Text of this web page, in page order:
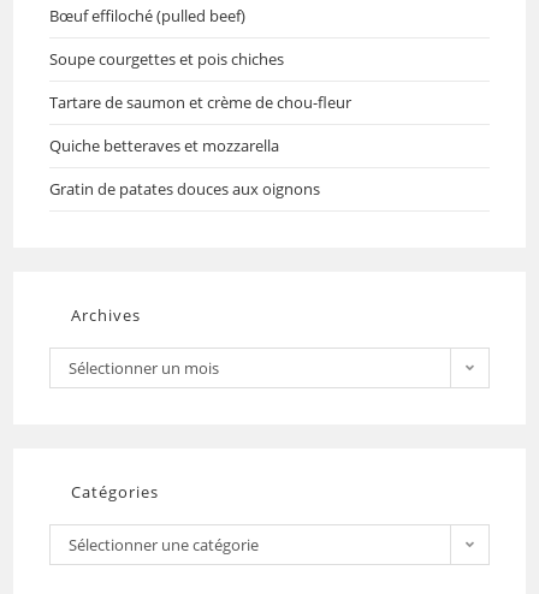
Bœuf effiloché (pulled beef)
Soupe courgettes et pois chiches
Tartare de saumon et crème de chou-fleur
Quiche betteraves et mozzarella
Gratin de patates douces aux oignons
Archives
Sélectionner un mois
Catégories
Sélectionner une catégorie